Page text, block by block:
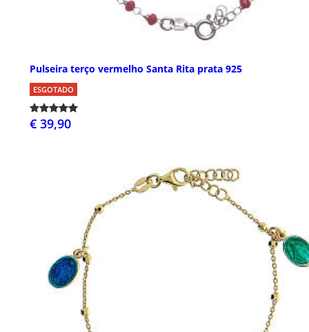
Pulseira terço vermelho Santa Rita prata 925
ESGOTADO
€ 39,90